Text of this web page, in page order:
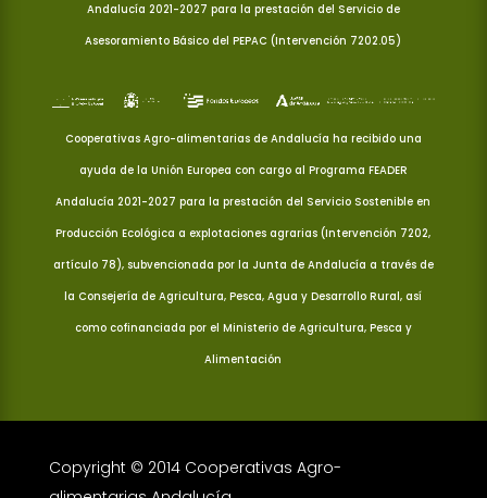
Andalucía 2021-2027 para la prestación del Servicio de
Asesoramiento Básico del PEPAC (Intervención 7202.05)
Cooperativas Agro-alimentarias de Andalucía ha recibido una
ayuda de la Unión Europea con cargo al Programa FEADER
Andalucía 2021-2027 para la prestación del Servicio Sostenible en
Producción Ecológica a explotaciones agrarias (Intervención 7202,
artículo 78), subvencionada por la Junta de Andalucía a través de
la Consejería de Agricultura, Pesca, Agua y Desarrollo Rural, así
como cofinanciada por el Ministerio de Agricultura, Pesca y
Alimentación
Copyright © 2014 Cooperativas Agro-